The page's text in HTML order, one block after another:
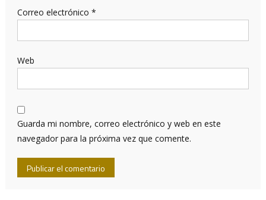
Correo electrónico *
Web
Guarda mi nombre, correo electrónico y web en este
navegador para la próxima vez que comente.